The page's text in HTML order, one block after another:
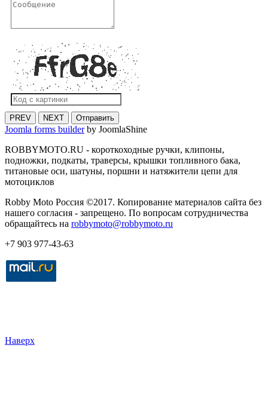
PREV NEXT Отправить
Joomla forms builderby JoomlaShine
ROBBYMOTO.RU - короткоходные ручки, клипоны,
подножки, подкаты, траверсы, крышки топливного бака,
титановые оси, шатуны, поршни и натяжители цепи для
мотоциклов
Robby Moto Россия ©2017. Копирование материалов сайта без
нашего согласия - запрещено. По вопросам сотрудничества
обращайтесь на robbymoto@robbymoto.ru
+7 903 977-43-63
Наверх